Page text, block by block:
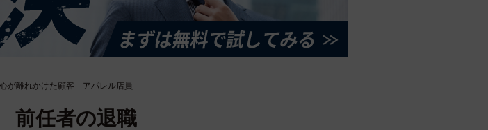
が離れかけた顧客 アパレル店員
前任者の退職